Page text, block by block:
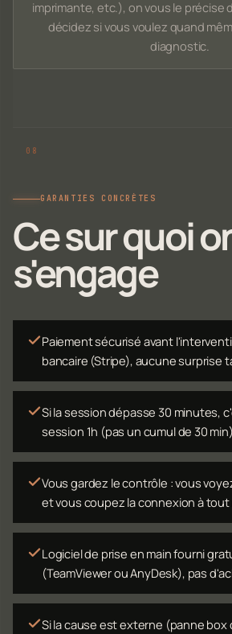
imprimante, etc.), on vous le précise
décidez si vous voulez quand
diagnostic.
GARANTIES CONCRÈTES
Ce sur quoi
s'engage
Paiement sécurisé avant
bancaire (Stripe), aucune surprise
Si la session dépasse 30 minutes,
session 1h (pas un cumul de 30 min)
Vous gardez le contrôle : vous
et vous coupez la connexion à
Logiciel de prise en main fourni
(TeamViewer ou AnyDesk), pas
Si la cause est externe (panne box